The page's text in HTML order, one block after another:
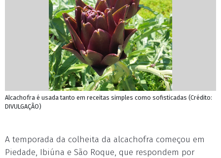
Alcachofra é usada tanto em receitas simples como sofisticadas (Crédito:
DIVULGAÇÃO)
A temporada da colheita da alcachofra começou em
Piedade, Ibiúna e São Roque, que respondem por